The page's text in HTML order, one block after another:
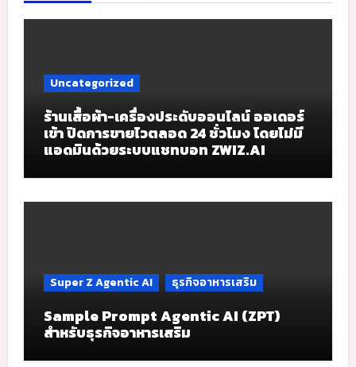
Uncategorized
ร้านเสื้อผ้า-เครื่องประดับออนไลน์ ออเดอร์
เข้า ปิดการขายไวตลอด 24 ชั่วโมง โดยไม่มี
แอดมินด้วยระบบแชทบอท ZWIZ.AI
Super Z Agentic AI ธุรกิจอาหารเสริม
Sample Prompt Agentic AI (ZPT)
สำหรับธุรกิจอาหารเสริม